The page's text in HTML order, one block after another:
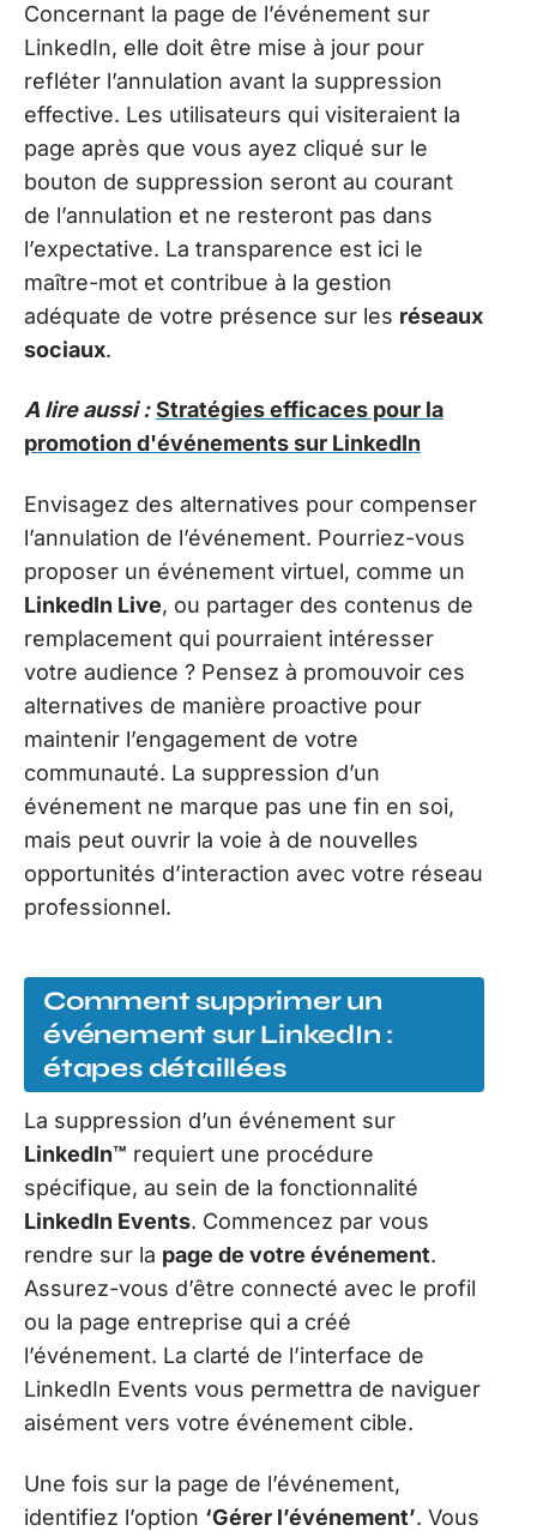
Concernant la page de l’événement sur
LinkedIn, elle doit être mise à jour pour
refléter l’annulation avant la suppression
effective. Les utilisateurs qui visiteraient la
page après que vous ayez cliqué sur le
bouton de suppression seront au courant
de l’annulation et ne resteront pas dans
l’expectative. La transparence est ici le
maître-mot et contribue à la gestion
adéquate de votre présence sur les réseaux
sociaux.
A lire aussi : Stratégies efficaces pour la
promotion d'événements sur LinkedIn
Envisagez des alternatives pour compenser
l’annulation de l’événement. Pourriez-vous
proposer un événement virtuel, comme un
LinkedIn Live, ou partager des contenus de
remplacement qui pourraient intéresser
votre audience ? Pensez à promouvoir ces
alternatives de manière proactive pour
maintenir l’engagement de votre
communauté. La suppression d’un
événement ne marque pas une fin en soi,
mais peut ouvrir la voie à de nouvelles
opportunités d’interaction avec votre réseau
professionnel.
Comment supprimer un
événement sur LinkedIn :
étapes détaillées
La suppression d’un événement sur
LinkedIn™ requiert une procédure
spécifique, au sein de la fonctionnalité
LinkedIn Events. Commencez par vous
rendre sur la page de votre événement.
Assurez-vous d’être connecté avec le profil
ou la page entreprise qui a créé
l’événement. La clarté de l’interface de
LinkedIn Events vous permettra de naviguer
aisément vers votre événement cible.
Une fois sur la page de l’événement,
identifiez l’option ‘Gérer l’événement’. Vous